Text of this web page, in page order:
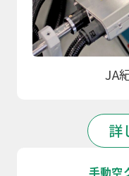
JA
詳
手動空